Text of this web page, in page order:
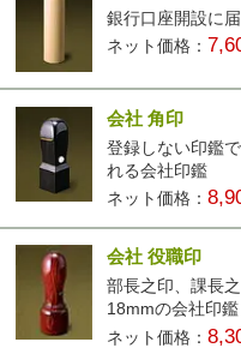
銀行口座開設に
ネット価格：
会社 角印
登録しない印鑑
れる会社印鑑
ネット価格：
会社 役職印
部長之印、課長
18mmの会社印鑑
ネット価格：